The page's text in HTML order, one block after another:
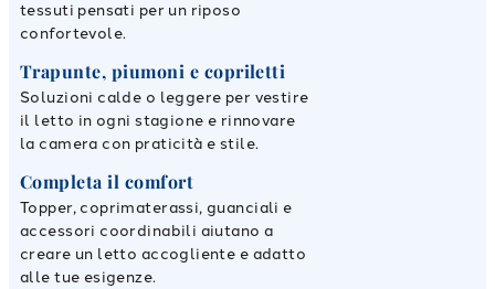
tessuti pensati per un riposo
confortevole.
Trapunte, piumoni e copriletti
Soluzioni calde o leggere per vestire
il letto in ogni stagione e rinnovare
la camera con praticità e stile.
Completa il comfort
Topper, coprimaterassi, guanciali e
accessori coordinabili aiutano a
creare un letto accogliente e adatto
alle tue esigenze.